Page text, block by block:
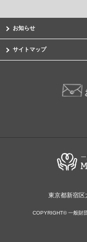
お知らせ
サイトマップ
東京都新宿
COPYRIGHT© 一般財